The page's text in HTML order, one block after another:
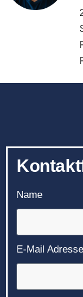
Name
E-Mail Adresse